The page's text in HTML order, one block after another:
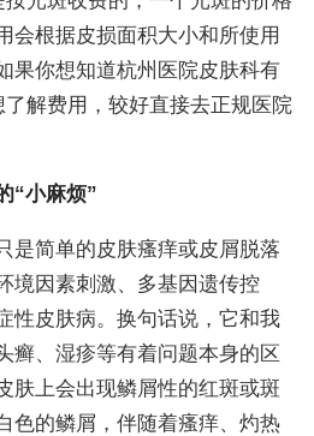
会根据皮损面积大小和所使用
果你想知道杭州医院皮肤科有
解费用，较好直接去正规医院
“小麻烦”
是简单的皮肤瘙痒或皮屑脱落
境因素刺激、多基因遗传控
性皮肤病。换句话说，它和我
癣、湿疹等有着问题本身的区
肤上会出现鳞屑性的红斑或斑
色的鳞屑，伴随着瘙痒、灼热